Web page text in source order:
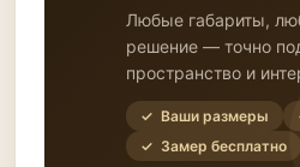
Любые габариты,
решение — точно
пространство и
✓ Ваши размеры
✓ Замер бесплатно